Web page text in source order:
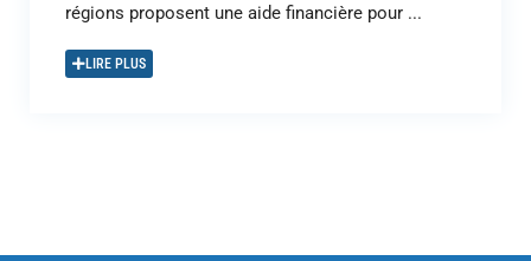
régions proposent une aide financière pour ...
LIRE PLUS